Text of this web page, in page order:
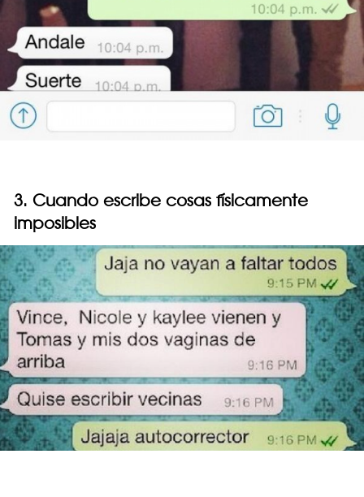
3. Cuando escribe cosas físicamente
imposibles